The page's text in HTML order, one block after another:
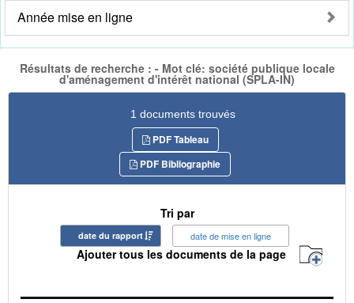
Année mise en ligne
Résultats de recherche : - Mot clé: société publique locale
d'aménagement d'intérêt national (SPLA-IN)
1 documents trouvés
PDF Tableau
PDF Bibliographie
Tri par
date du rapport date de mise en ligne
Ajouter tous les documents de la page